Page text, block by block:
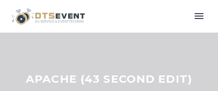
APACHE (43 SECOND EDIT)